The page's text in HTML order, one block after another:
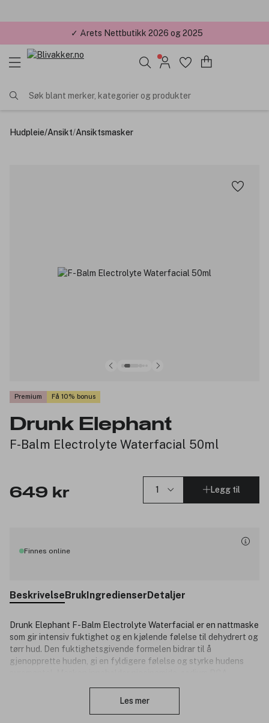
✓ Årets Nettbutikk 2026 og 2025
Søk blant merker, kategorier og produkter
Hudpleie/Ansikt/Ansiktsmasker
Premium Få 10% bonus
Drunk Elephant
F-Balm Electrolyte Waterfacial 50ml
649 kr Legg til
Finnes online
BeskrivelseBrukIngredienserDetaljer
Drunk Elephant F-Balm Electrolyte Waterfacial er en nattmaske
som gir intensiv fuktighet og en kjølende følelse til dehydrert og
tørr hud. Den fuktighetsgivende formelen bidrar til å
gjenopprette huden, gi en fyldigere følelse og styrke hudens
antioksidanter, som sammen bidrar til å støtte hudbarrieren og
Les mer